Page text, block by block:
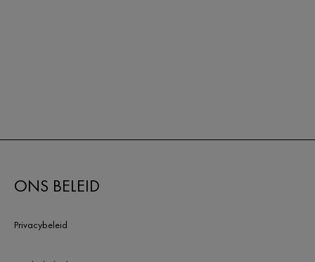
ONS BELEID
Privacybeleid